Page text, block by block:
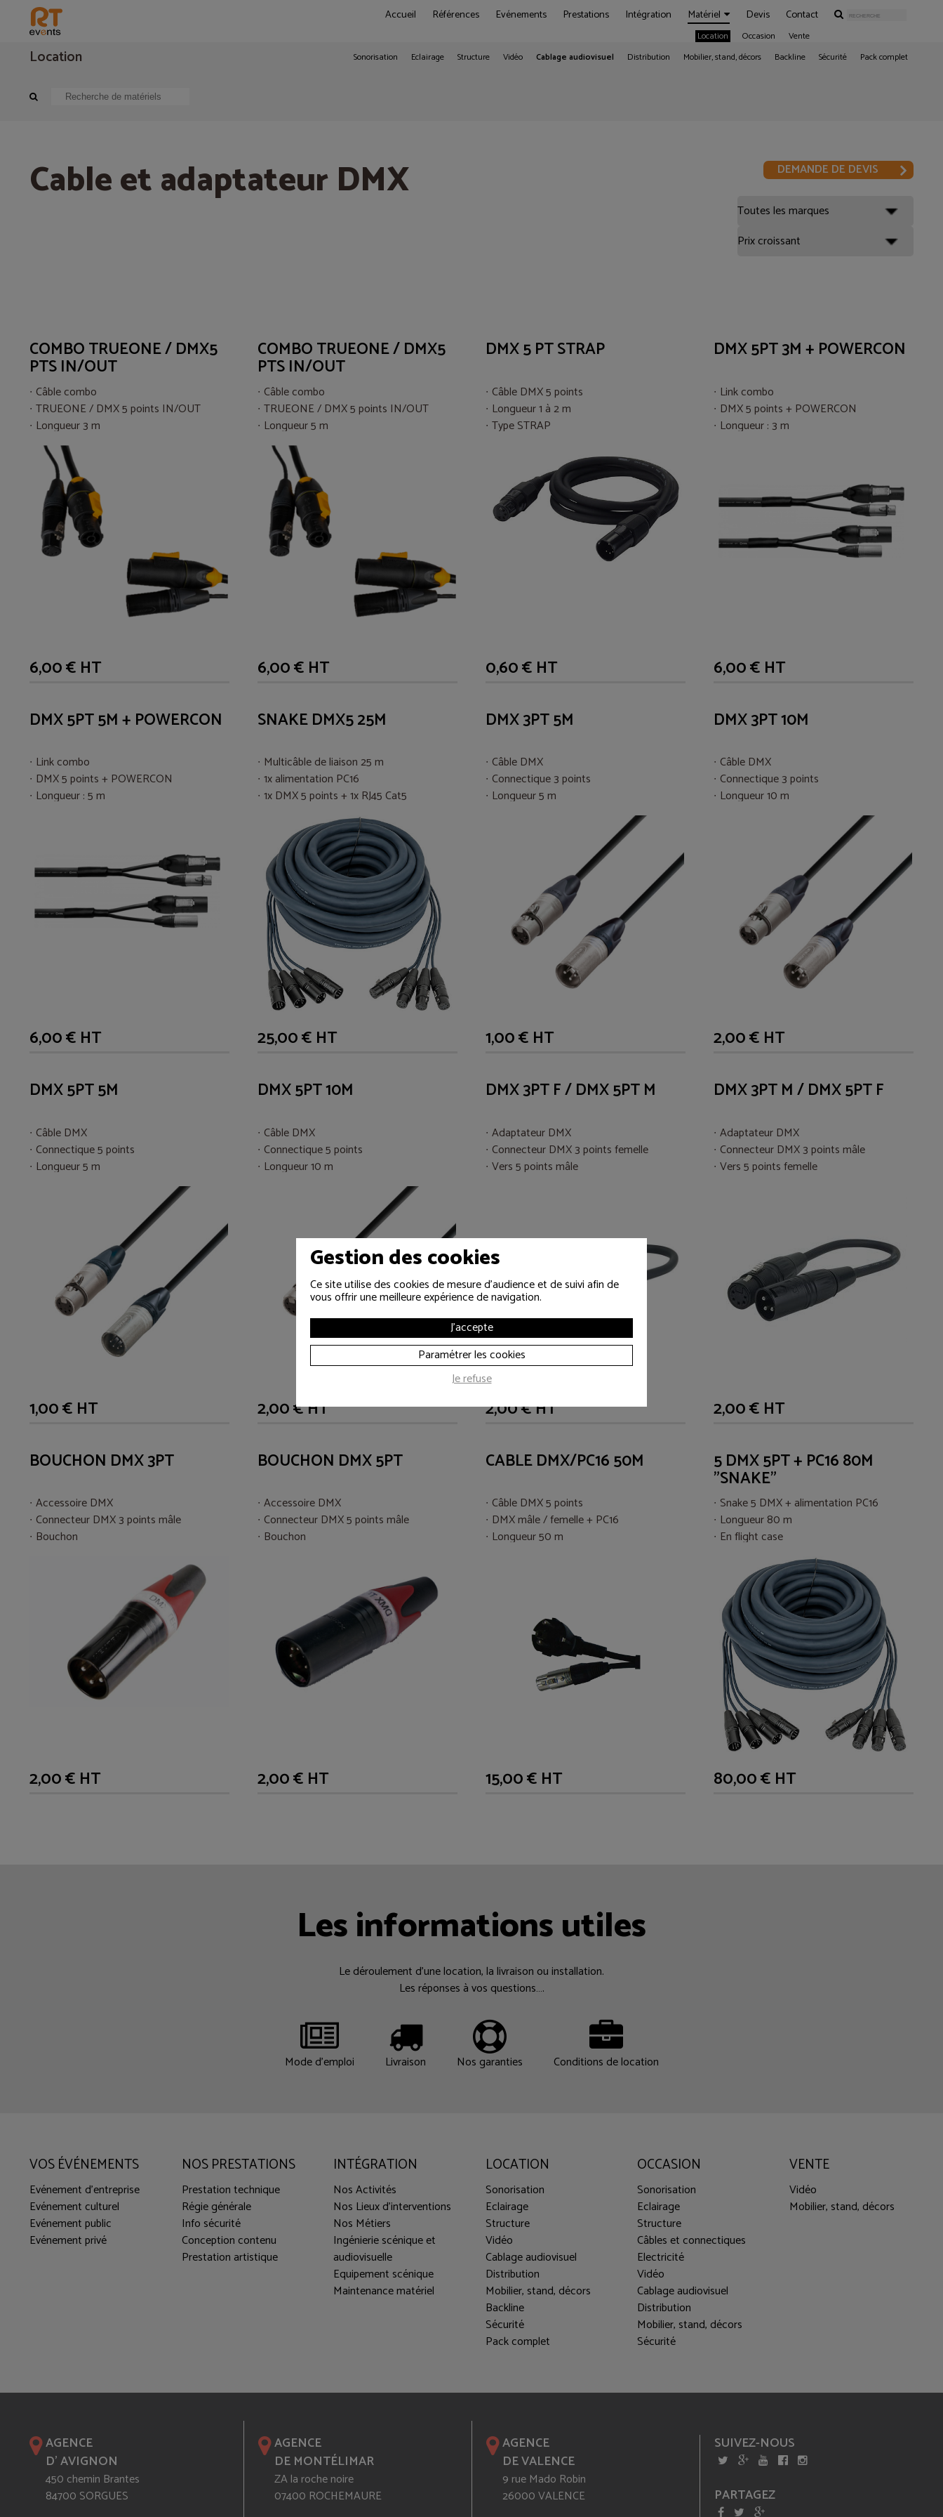
Accueil Références Evénements Prestations Intégration Matériel
Location Occasion Vente
Devis Contact
Location Sonorisation Eclairage Structure Vidéo Cablage audiovisuel Distribution Mobilier, stand, décors Backline Sécurité Pack complet
Cablage audiovisuel Cablage lumière
Cable et adaptateur DMX DEMANDE DE DEVIS
COMBO TRUEONE / DMX5
PTS IN/OUT
Câble combo
TRUEONE / DMX 5 points IN/OUT
Longueur 3 m
6,00 € HT
COMBO TRUEONE / DMX5
PTS IN/OUT
Câble combo
TRUEONE / DMX 5 points IN/OUT
Longueur 5 m
6,00 € HT
DMX 5 PT STRAP
Câble DMX 5 points
Longueur 1 à 2 m
Type STRAP
0,60 € HT
DMX 5PT 3M + POWERCON
Link combo
DMX 5 points + POWERCON
Longueur : 3 m
6,00 € HT
DMX 5PT 5M + POWERCON
Link combo
DMX 5 points + POWERCON
Longueur : 5 m
6,00 € HT
SNAKE DMX5 25M
Multicâble de liaison 25 m
1x alimentation PC16
1x DMX 5 points + 1x RJ45 Cat5
25,00 € HT
DMX 3PT 5M
Câble DMX
Connectique 3 points
Longueur 5 m
1,00 € HT
DMX 3PT 10M
Câble DMX
Connectique 3 points
Longueur 10 m
2,00 € HT
DMX 5PT 5M
Câble DMX
Connectique 5 points
Longueur 5 m
1,00 € HT
DMX 5PT 10M
Câble DMX
Connectique 5 points
Longueur 10 m
2,00 € HT
DMX 3PT F / DMX 5PT M
Adaptateur DMX
Connecteur DMX 3 points femelle
Vers 5 points mâle
2,00 € HT
DMX 3PT M / DMX 5PT F
Adaptateur DMX
Connecteur DMX 3 points mâle
Vers 5 points femelle
2,00 € HT
BOUCHON DMX 3PT
Accessoire DMX
Connecteur DMX 3 points mâle
Bouchon
2,00 € HT
BOUCHON DMX 5PT
Accessoire DMX
Connecteur DMX 5 points mâle
Bouchon
2,00 € HT
CABLE DMX/PC16 50M
Câble DMX 5 points
DMX mâle / femelle + PC16
Longueur 50 m
15,00 € HT
5 DMX 5PT + PC16 80M
"SNAKE"
Snake 5 DMX + alimentation PC16
Longueur 80 m
En flight case
80,00 € HT
Les informations utiles
Le déroulement d’une location, la livraison ou installation.
Les réponses à vos questions….
Mode d'emploi Livraison Nos garanties Conditions de location
VOS ÉVÉNEMENTS
Evénement d'entreprise
Evénement culturel
Evénement public
Evénement privé
NOS PRESTATIONS
Prestation technique
Régie générale
Info sécurité
Conception contenu
Prestation artistique
INTÉGRATION
Nos Activités
Nos Lieux d'interventions
Nos Métiers
Ingénierie scénique et
audiovisuelle
Equipement scénique
Maintenance matériel
LOCATION
Sonorisation
Eclairage
Structure
Vidéo
Cablage audiovisuel
Distribution
Mobilier, stand, décors
Backline
Sécurité
Pack complet
OCCASION
Sonorisation
Eclairage
Structure
Câbles et connectiques
Electricité
Vidéo
Cablage audiovisuel
Distribution
Mobilier, stand, décors
Sécurité
VENTE
Vidéo
Mobilier, stand, décors
AGENCE
D' AVIGNON
450 chemin Brantes
84700 SORGUES
AGENCE
DE MONTÉLIMAR
ZA la roche noire
07400 ROCHEMAURE
AGENCE
DE VALENCE
9 rue Mado Robin
26000 VALENCE
SUIVEZ-NOUS
PARTAGEZ
Gestion des cookies
Ce site utilise des cookies de mesure d'audience et de suivi afin de
vous offrir une meilleure expérience de navigation.
J'accepte
Paramétrer les cookies
Je refuse